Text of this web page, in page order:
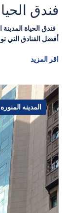
فندق
فندق الحياة
أفضل الفنادق التي
اقر المزيد
المدينه المنوره